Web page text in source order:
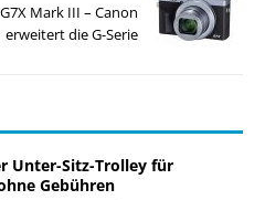
Mark III – Canon
erweitert die G-Serie
Unter-Sitz-Trolley für
Gebühren